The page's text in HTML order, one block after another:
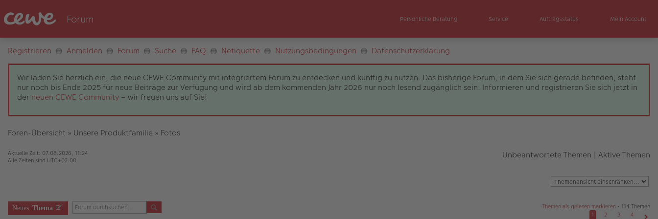
Persönliche Beratung Service Auftragsstatus Mein Account
Registrieren Anmelden Forum Suche FAQ Netiquette Nutzungsbedingungen Datenschutzerklärung
Wir laden Sie herzlich ein, die neue CEWE Community mit integriertem Forum zu entdecken und künftig zu nutzen. Das bisherige Forum, in dem Sie sich gerade befinden, steht
nur noch bis Ende 2025 für neue Beiträge zur Verfügung und wird ab dem kommenden Jahr 2026 nur noch lesend zugänglich sein. Informieren und registrieren Sie sich jetzt in
der neuen CEWE Community – wir freuen uns auf Sie!
Foren-Übersicht » Unsere Produktfamilie » Fotos
Aktuelle Zeit: 07.08.2026, 11:24
Alle Zeiten sind UTC+02:00 Unbeantwortete Themen | Aktive Themen
Neues Thema Themen als gelesen markieren • 114 Themen
1
2 3 4